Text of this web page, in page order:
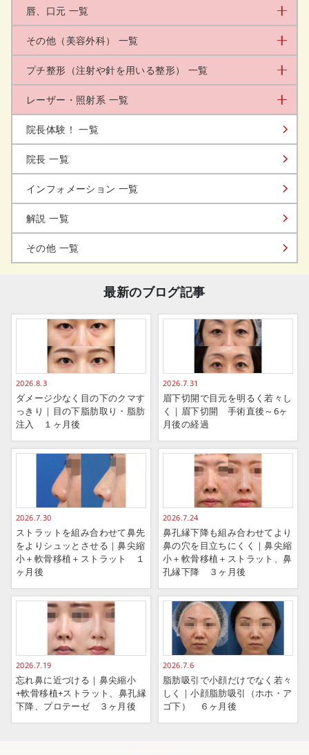
唇、口元 一覧
その他（美容外科） 一覧
プチ整形（注射や針を用いる整形） 一覧
レーザー・照射系 一覧
院長体験！ 一覧
院長 一覧
インフォメーション 一覧
解説 一覧
その他 一覧
最新のブログ記事
2026.8.3
ダメージ少なく目の下のクマす
っきり｜目の下脂肪取り・脂肪
注入 １ヶ月後
2026.7.31
眉下切開で目元を明るく若々し
く｜眉下切開 手術直後～6ヶ
月後の経過
2026.7.30
ストラットを組み合わせて鼻先
をよりシュッとさせる｜鼻尖縮
小＋軟骨移植＋ストラット １
ヶ月後
2026.7.24
鼻孔縁下降も組み合わせてより
鼻の穴を目立ちにくく｜鼻尖縮
小＋軟骨移植＋ストラット、鼻
孔縁下降 ３ヶ月後
2026.7.19
忘れ鼻に近づける｜鼻尖縮小
+軟骨移植+ストラット、鼻孔縁
下降、プロテーゼ ３ヶ月後
2026.7.6
脂肪吸引で小顔だけでなく若々
しく｜小顔脂肪吸引（ホホ・ア
ゴ下） ６ヶ月後